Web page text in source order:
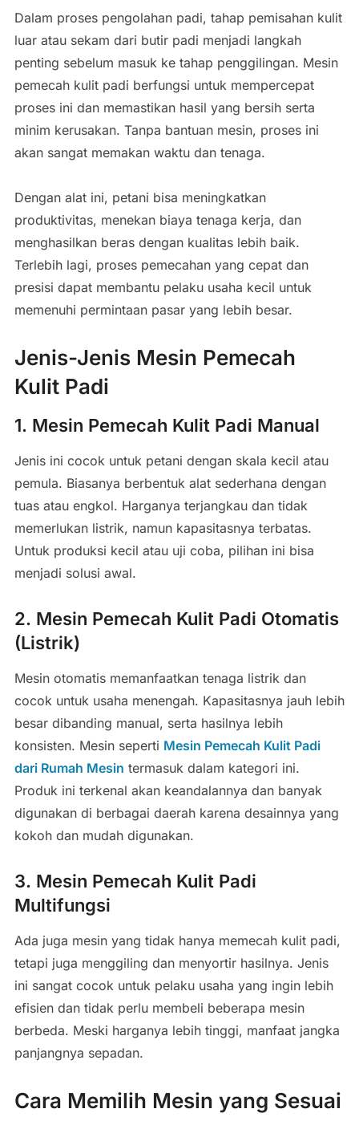
Dalam proses pengolahan padi, tahap pemisahan kulit
luar atau sekam dari butir padi menjadi langkah
penting sebelum masuk ke tahap penggilingan. Mesin
pemecah kulit padi berfungsi untuk mempercepat
proses ini dan memastikan hasil yang bersih serta
minim kerusakan. Tanpa bantuan mesin, proses ini
akan sangat memakan waktu dan tenaga.
Dengan alat ini, petani bisa meningkatkan
produktivitas, menekan biaya tenaga kerja, dan
menghasilkan beras dengan kualitas lebih baik.
Terlebih lagi, proses pemecahan yang cepat dan
presisi dapat membantu pelaku usaha kecil untuk
memenuhi permintaan pasar yang lebih besar.
Jenis-Jenis Mesin Pemecah
Kulit Padi
1. Mesin Pemecah Kulit Padi Manual
Jenis ini cocok untuk petani dengan skala kecil atau
pemula. Biasanya berbentuk alat sederhana dengan
tuas atau engkol. Harganya terjangkau dan tidak
memerlukan listrik, namun kapasitasnya terbatas.
Untuk produksi kecil atau uji coba, pilihan ini bisa
menjadi solusi awal.
2. Mesin Pemecah Kulit Padi Otomatis
(Listrik)
Mesin otomatis memanfaatkan tenaga listrik dan
cocok untuk usaha menengah. Kapasitasnya jauh lebih
besar dibanding manual, serta hasilnya lebih
konsisten. Mesin seperti Mesin Pemecah Kulit Padi
dari Rumah Mesin termasuk dalam kategori ini.
Produk ini terkenal akan keandalannya dan banyak
digunakan di berbagai daerah karena desainnya yang
kokoh dan mudah digunakan.
3. Mesin Pemecah Kulit Padi
Multifungsi
Ada juga mesin yang tidak hanya memecah kulit padi,
tetapi juga menggiling dan menyortir hasilnya. Jenis
ini sangat cocok untuk pelaku usaha yang ingin lebih
efisien dan tidak perlu membeli beberapa mesin
berbeda. Meski harganya lebih tinggi, manfaat jangka
panjangnya sepadan.
Cara Memilih Mesin yang Sesuai